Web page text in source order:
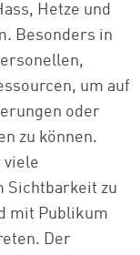
Hetze und
Besonders in
um auf
oder
zu können.
viele
Sichtbarkeit zu
mit Publikum
Der